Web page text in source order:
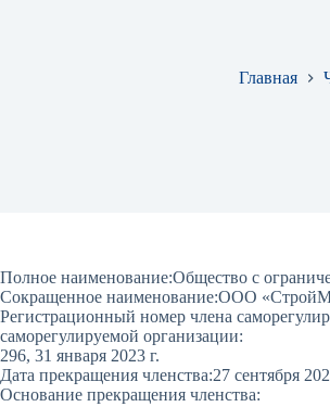
Главная
Полное наименование:Общество с
Сокращенное наименование:ООО
Регистрационный номер члена
саморегулируемой организации:
296, 31 января 2023 г.
Дата прекращения членства:27 сентября
Основание прекращения членства: